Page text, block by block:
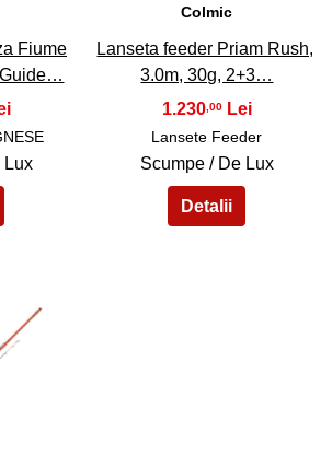
Fiume
Lux
Colmic
Lanseta feeder Priam Rush,
3.0m, 30g, 2+3…
1.230,00
Lansete Feeder
Scumpe / De Lux